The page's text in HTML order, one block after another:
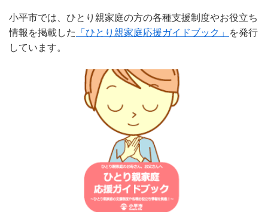
小平市では、ひとり親家庭の方の各種支援制度やお役立ち
情報を掲載した
「ひとり親家庭応援ガイドブック」
を発行
しています。